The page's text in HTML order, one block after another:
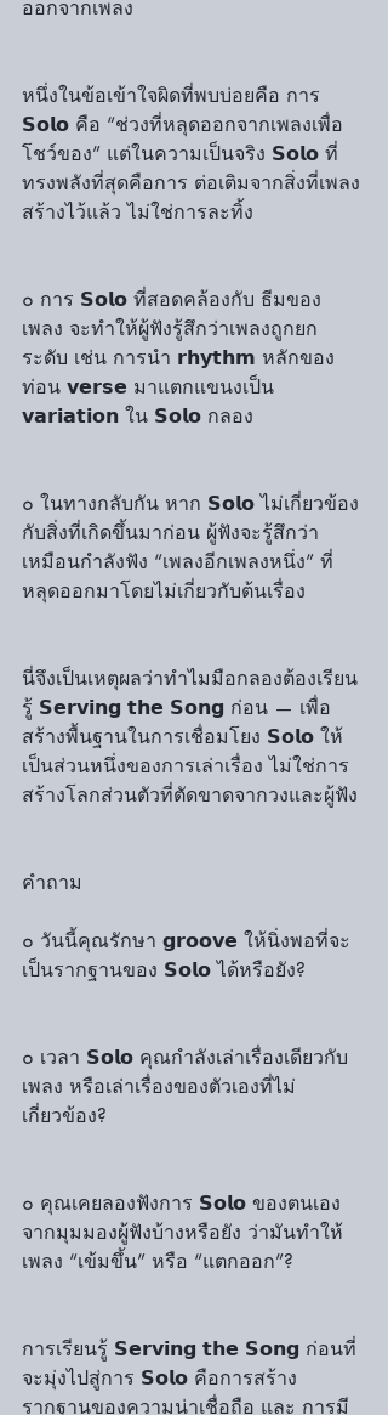
ออกจากเพลง
หนึ่งในข้อเข้าใจผิดที่พบบ่อยคือ การ
𝗦𝗼𝗹𝗼 คือ “ช่วงที่หลุดออกจากเพลงเพื่อ
โชว์ของ” แต่ในความเป็นจริง 𝗦𝗼𝗹𝗼 ที่
ทรงพลังที่สุดคือการ ต่อเติมจากสิ่งที่เพลง
สร้างไว้แล้ว ไม่ใช่การละทิ้ง
๐ การ 𝗦𝗼𝗹𝗼 ที่สอดคล้องกับ ธีมของ
เพลง จะทำให้ผู้ฟังรู้สึกว่าเพลงถูกยก
ระดับ เช่น การนำ 𝗿𝗵𝘆𝘁𝗵𝗺 หลักของ
ท่อน 𝘃𝗲𝗿𝘀𝗲 มาแตกแขนงเป็น
𝘃𝗮𝗿𝗶𝗮𝘁𝗶𝗼𝗻 ใน 𝗦𝗼𝗹𝗼 กลอง
๐ ในทางกลับกัน หาก 𝗦𝗼𝗹𝗼 ไม่เกี่ยวข้อง
กับสิ่งที่เกิดขึ้นมาก่อน ผู้ฟังจะรู้สึกว่า
เหมือนกำลังฟัง “เพลงอีกเพลงหนึ่ง” ที่
หลุดออกมาโดยไม่เกี่ยวกับต้นเรื่อง
นี่จึงเป็นเหตุผลว่าทำไมมือกลองต้องเรียน
รู้ 𝗦𝗲𝗿𝘃𝗶𝗻𝗴 𝘁𝗵𝗲 𝗦𝗼𝗻𝗴 ก่อน — เพื่อ
สร้างพื้นฐานในการเชื่อมโยง 𝗦𝗼𝗹𝗼 ให้
เป็นส่วนหนึ่งของการเล่าเรื่อง ไม่ใช่การ
สร้างโลกส่วนตัวที่ตัดขาดจากวงและผู้ฟัง
คำถาม
๐ วันนี้คุณรักษา 𝗴𝗿𝗼𝗼𝘃𝗲 ให้นิ่งพอที่จะ
เป็นรากฐานของ 𝗦𝗼𝗹𝗼 ได้หรือยัง?
๐ เวลา 𝗦𝗼𝗹𝗼 คุณกำลังเล่าเรื่องเดียวกับ
เพลง หรือเล่าเรื่องของตัวเองที่ไม่
เกี่ยวข้อง?
๐ คุณเคยลองฟังการ 𝗦𝗼𝗹𝗼 ของตนเอง
จากมุมมองผู้ฟังบ้างหรือยัง ว่ามันทำให้
เพลง “เข้มขึ้น” หรือ “แตกออก”?
การเรียนรู้ 𝗦𝗲𝗿𝘃𝗶𝗻𝗴 𝘁𝗵𝗲 𝗦𝗼𝗻𝗴 ก่อนที่
จะมุ่งไปสู่การ 𝗦𝗼𝗹𝗼 คือการสร้าง
รากฐานของความน่าเชื่อถือ และ การมี